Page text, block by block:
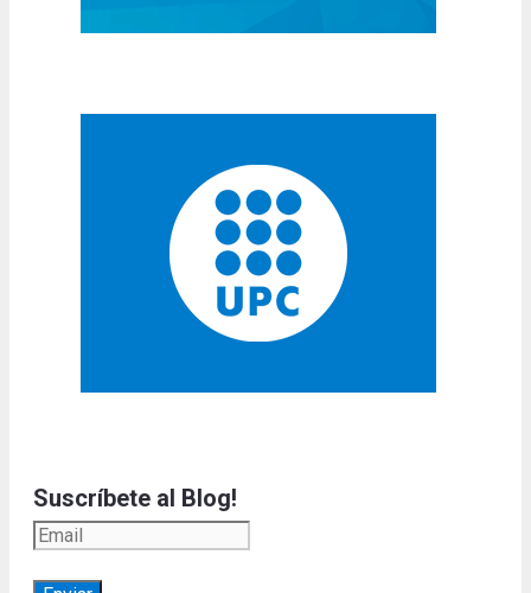
Suscríbete al Blog!